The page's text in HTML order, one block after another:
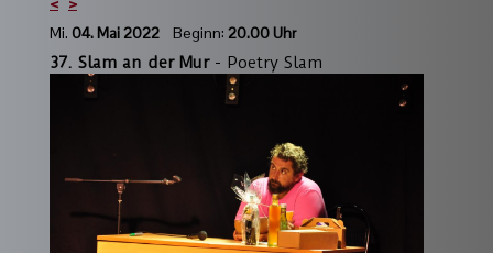
Mi. 04. Mai 2022 Beginn: 20.00 Uhr
37. Slam an der Mur- Poetry Slam